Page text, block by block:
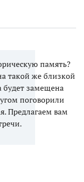
память?
такой же близкой
будет замещена
поговорили
Предлагаем вам